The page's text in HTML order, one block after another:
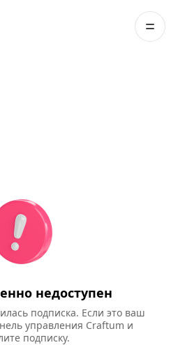
недоступен
подписка. Если это ваш
управления Craftum и
подписку.